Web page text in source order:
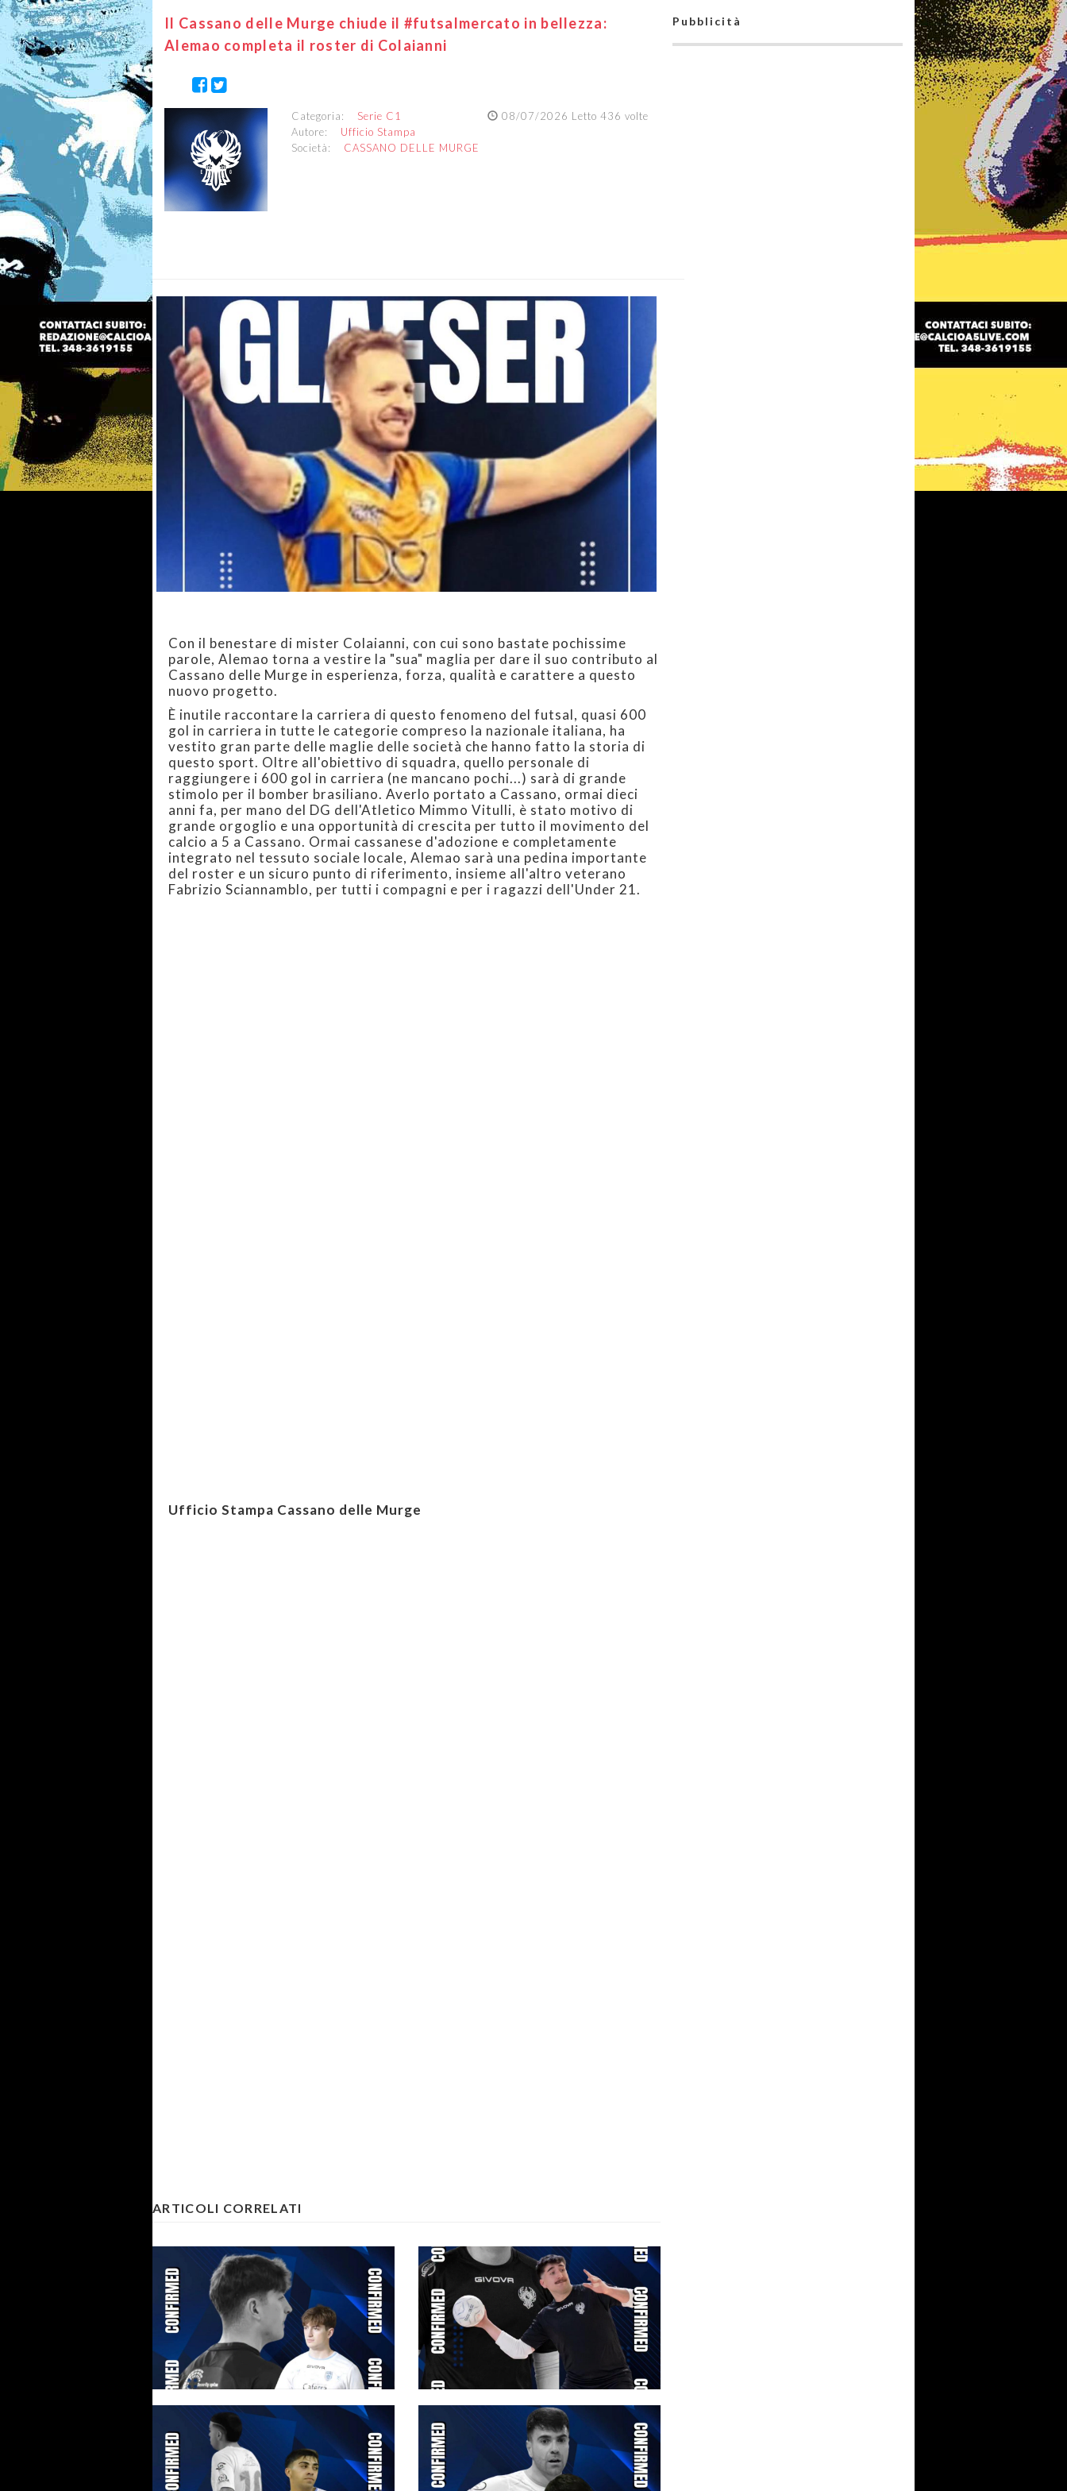
Il Cassano delle Murge chiude il #futsalmercato in bellezza:
Alemao completa il roster di Colaianni
08/07/2026 Letto 436 volte
Categoria: Serie C1
Autore: Ufficio Stampa
Società: CASSANO DELLE MURGE
Con il benestare di mister Colaianni, con cui sono bastate pochissime
parole, Alemao torna a vestire la "sua" maglia per dare il suo contributo al
Cassano delle Murge in esperienza, forza, qualità e carattere a questo
nuovo progetto.
È inutile raccontare la carriera di questo fenomeno del futsal, quasi 600
gol in carriera in tutte le categorie compreso la nazionale italiana, ha
vestito gran parte delle maglie delle società che hanno fatto la storia di
questo sport. Oltre all'obiettivo di squadra, quello personale di
raggiungere i 600 gol in carriera (ne mancano pochi...) sarà di grande
stimolo per il bomber brasiliano. Averlo portato a Cassano, ormai dieci
anni fa, per mano del DG dell'Atletico Mimmo Vitulli, è stato motivo di
grande orgoglio e una opportunità di crescita per tutto il movimento del
calcio a 5 a Cassano. Ormai cassanese d'adozione e completamente
integrato nel tessuto sociale locale, Alemao sarà una pedina importante
del roster e un sicuro punto di riferimento, insieme all'altro veterano
Fabrizio Sciannamblo, per tutti i compagni e per i ragazzi dell'Under 21.
Ufficio Stampa Cassano delle Murge
ARTICOLI CORRELATI
Pubblicità